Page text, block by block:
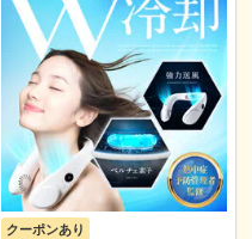
クーポンあり